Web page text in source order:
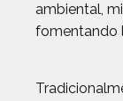
ambiental,
fomentando